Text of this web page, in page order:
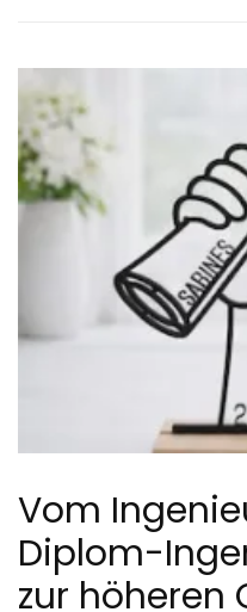
Vom
Diplom-
zur höheren